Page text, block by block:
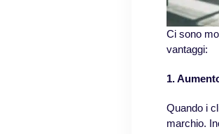
Ci sono
vantaggi:
1.
Quando i
marchio.